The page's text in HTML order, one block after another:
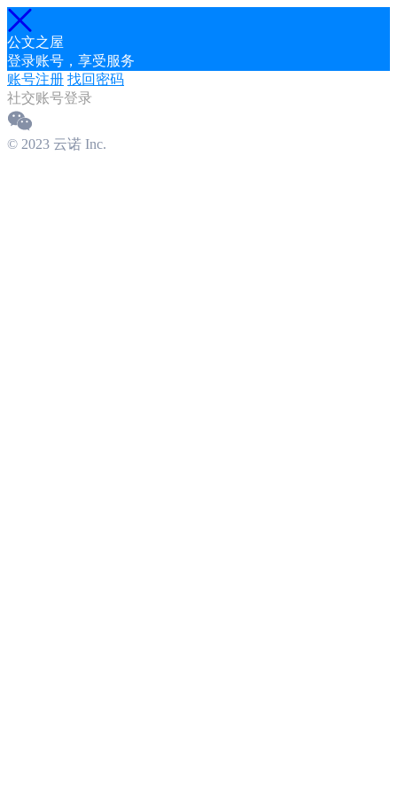
公文之屋
登录账号，享受服务
账号注册 找回密码
社交账号登录
© 2023 云诺 Inc.